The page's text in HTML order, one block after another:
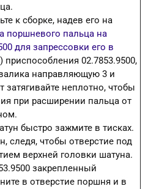
к сборке, надев его на
поршневого пальца на
для запрессовки его в
) приспособления 02.7853.9500,
направляющую 3 и
затягивайте неплотно, чтобы
при расширении пальца от
быстро зажмите в тисках.
следя, чтобы отверстие под
верхней головки шатуна.
закрепленный
в отверстие поршня и в